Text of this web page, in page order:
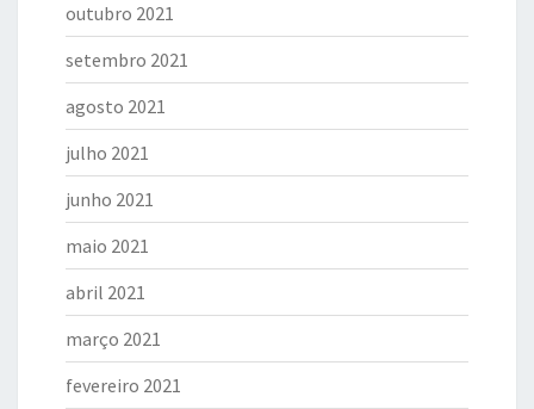
outubro 2021
setembro 2021
agosto 2021
julho 2021
junho 2021
maio 2021
abril 2021
março 2021
fevereiro 2021